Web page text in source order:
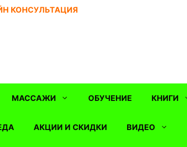
КОНСУЛЬТАЦИЯ
МАССАЖИ ОБУЧЕНИЕ КНИГИ
АКЦИИ И СКИДКИ ВИДЕО